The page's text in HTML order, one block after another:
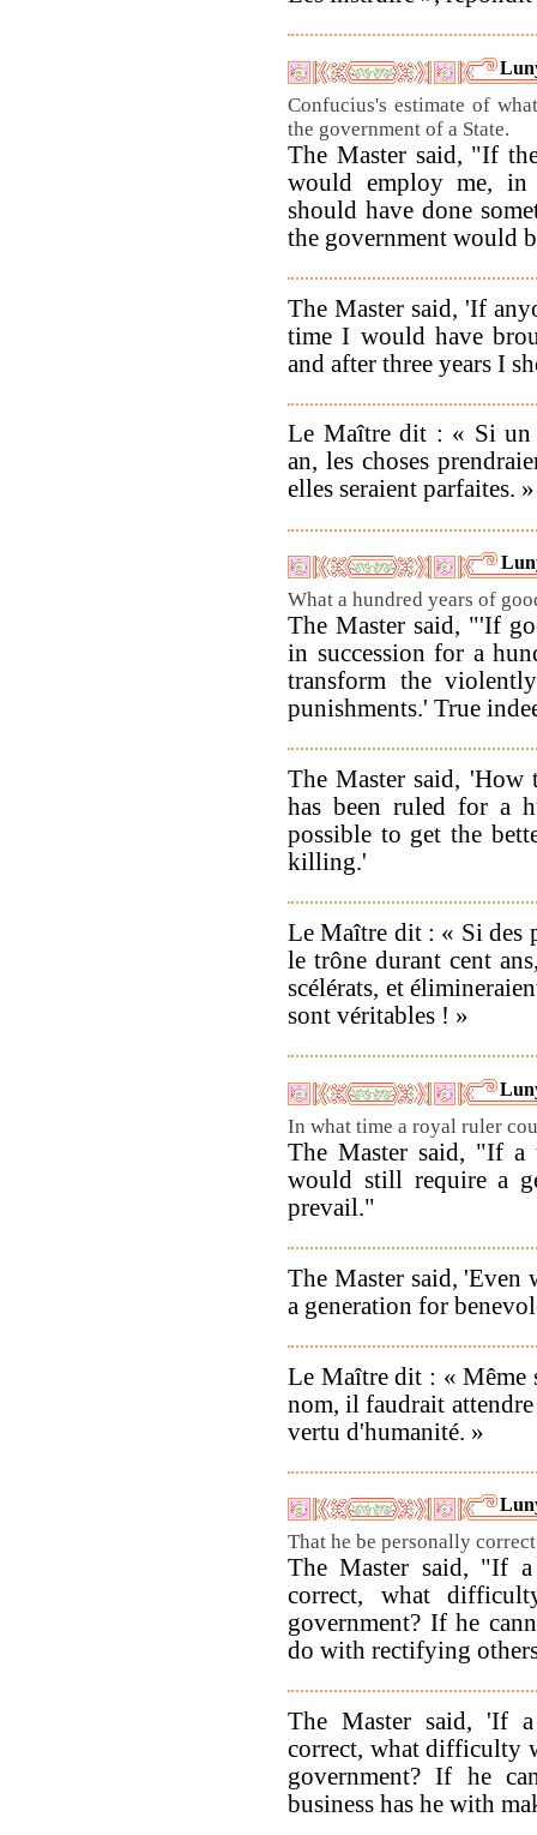
Confucius's estimate of
the government of a State.
The Master said, "If
would employ me,
should have done
the government would
The Master said, 'If
time I would have
and after three years I
Le Maître dit : « Si un
an, les choses
elles seraient parfaites.
What a hundred years of
The Master said, "'If
in succession for a
transform the
punishments.' True
The Master said, 'How
has been ruled for a
possible to get the
killing.'
Le Maître dit : « Si des
le trône durant cent
scélérats, et
sont véritables ! »
In what time a royal ruler
The Master said, "If
would still require a
prevail."
The Master said,
a generation for
Le Maître dit : « Même
nom, il faudrait
vertu d'humanité. »
That he be personally
The Master said, "If
correct, what
government? If he
do with rectifying
The Master said, 'If
correct, what difficulty
government? If he
business has he with